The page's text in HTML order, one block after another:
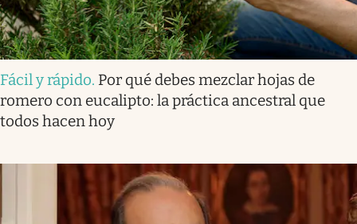
Fácil y rápido. Por qué debes mezclar hojas de
romero con eucalipto: la práctica ancestral que
todos hacen hoy